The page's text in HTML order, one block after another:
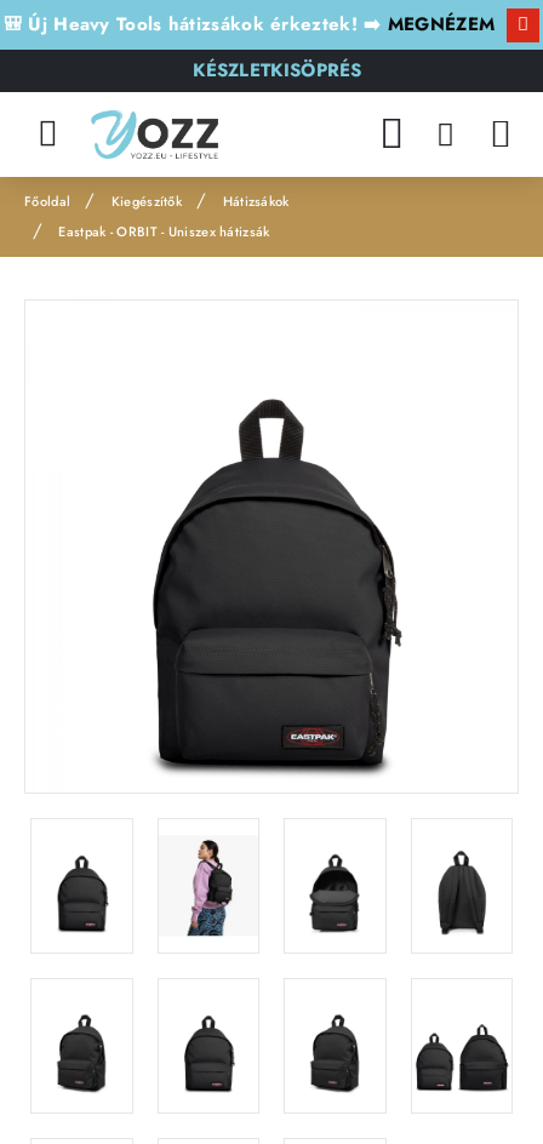
🎒 Új Heavy Tools hátizsákok érkeztek! ➡️ MEGNÉZEM
KÉSZLETKISÖPRÉS
o
Kiegészítők
Hátizsákok
Eastpak - ORBIT - Uniszex hátizsák